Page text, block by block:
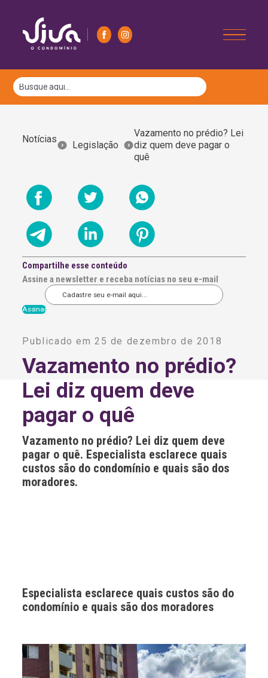
Notícias
Legislação
Vazamento no prédio? Lei
diz quem deve pagar o
quê
Compartilhe esse conteúdo
Assine a newsletter e receba notícias no seu e-mail
t
r
n
a
v
e
:
Publicado em 25 de dezembro de 2018
Vazamento no prédio?
Lei diz quem deve
pagar o quê
Vazamento no prédio? Lei diz quem deve
pagar o quê. Especialista esclarece quais
custos são do condomínio e quais são dos
moradores.
Especialista esclarece quais custos são do
condomínio e quais são dos moradores